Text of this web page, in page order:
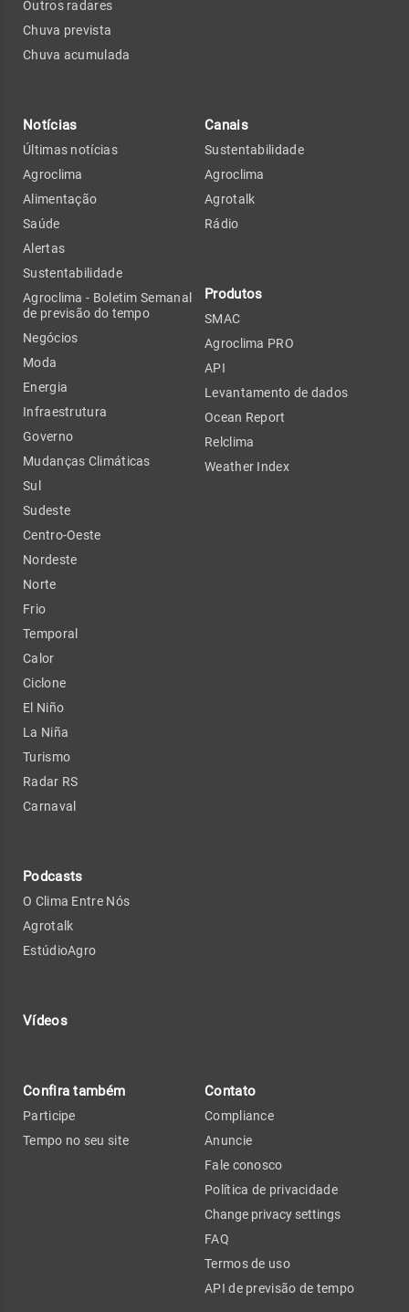
Outros radares
Chuva prevista
Chuva acumulada
Notícias
Últimas notícias
Agroclima
Alimentação
Saúde
Alertas
Sustentabilidade
Agroclima - Boletim Semanal
de previsão do tempo
Negócios
Moda
Energia
Infraestrutura
Governo
Mudanças Climáticas
Sul
Sudeste
Centro-Oeste
Nordeste
Norte
Frio
Temporal
Calor
Ciclone
El Niño
La Niña
Turismo
Radar RS
Carnaval
Podcasts
O Clima Entre Nós
Agrotalk
EstúdioAgro
Vídeos
Canais
Sustentabilidade
Agroclima
Agrotalk
Rádio
Produtos
SMAC
Agroclima PRO
API
Levantamento de dados
Ocean Report
Relclima
Weather Index
Confira também
Participe
Tempo no seu site
Contato
Compliance
Anuncie
Fale conosco
Política de privacidade
Change privacy settings
FAQ
Termos de uso
API de previsão de tempo